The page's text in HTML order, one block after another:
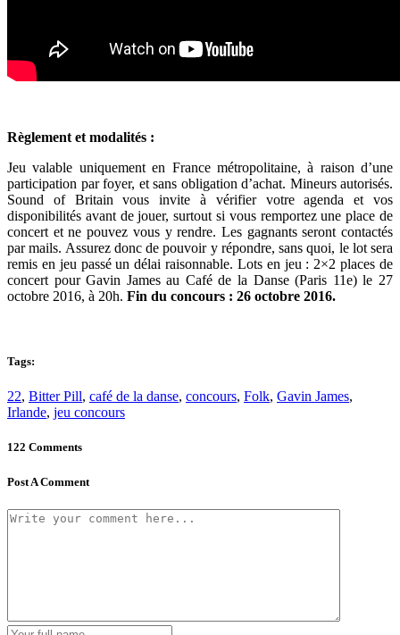
Règlement et modalités :
Jeu valable uniquement en France métropolitaine, à raison d’une
participation par foyer, et sans obligation d’achat. Mineurs autorisés.
Sound of Britain vous invite à vérifier votre agenda et vos
disponibilités avant de jouer, surtout si vous remportez une place de
concert et ne pouvez vous y rendre. Les gagnants seront contactés
par mails. Assurez donc de pouvoir y répondre, sans quoi, le lot sera
remis en jeu passé un délai raisonnable. Lots en jeu : 2×2 places de
concert pour Gavin James au Café de la Danse (Paris 11e) le 27
octobre 2016, à 20h. Fin du concours : 26 octobre 2016.
Tags:
22, Bitter Pill, café de la danse, concours, Folk, Gavin James,
Irlande, jeu concours
122 Comments
Post A Comment